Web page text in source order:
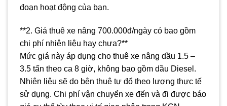
đoạn hoạt động của bạn.
**2. Giá thuê xe nâng 700.000đ/ngày có bao gồm
chi phí nhiên liệu hay chưa?**
Mức giá này áp dụng cho thuê xe nâng dầu 1.5 –
3.5 tấn theo ca 8 giờ, không bao gồm dầu Diesel.
Nhiên liệu sẽ do bên thuê tự đổ theo lượng thực tế
sử dụng. Chi phí vận chuyển xe đến và đi được báo